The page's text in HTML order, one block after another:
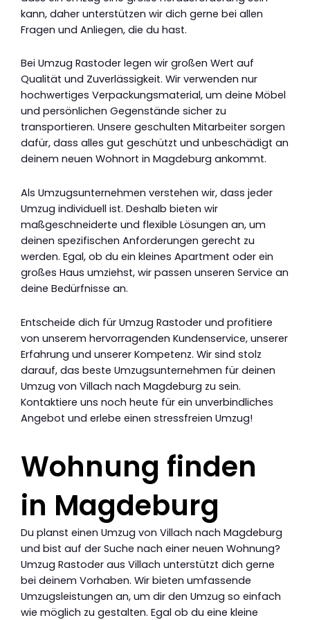
kann, daher unterstützen wir dich gerne bei allen
Fragen und Anliegen, die du hast.
Bei Umzug Rastoder legen wir großen Wert auf
Qualität und Zuverlässigkeit. Wir verwenden nur
hochwertiges Verpackungsmaterial, um deine Möbel
und persönlichen Gegenstände sicher zu
transportieren. Unsere geschulten Mitarbeiter sorgen
dafür, dass alles gut geschützt und unbeschädigt an
deinem neuen Wohnort in Magdeburg ankommt.
Als Umzugsunternehmen verstehen wir, dass jeder
Umzug individuell ist. Deshalb bieten wir
maßgeschneiderte und flexible Lösungen an, um
deinen spezifischen Anforderungen gerecht zu
werden. Egal, ob du ein kleines Apartment oder ein
großes Haus umziehst, wir passen unseren Service an
deine Bedürfnisse an.
Entscheide dich für Umzug Rastoder und profitiere
von unserem hervorragenden Kundenservice, unserer
Erfahrung und unserer Kompetenz. Wir sind stolz
darauf, das beste Umzugsunternehmen für deinen
Umzug von Villach nach Magdeburg zu sein.
Kontaktiere uns noch heute für ein unverbindliches
Angebot und erlebe einen stressfreien Umzug!
Wohnung finden
in Magdeburg
Du planst einen Umzug von Villach nach Magdeburg
und bist auf der Suche nach einer neuen Wohnung?
Umzug Rastoder aus Villach unterstützt dich gerne
bei deinem Vorhaben. Wir bieten umfassende
Umzugsleistungen an, um dir den Umzug so einfach
wie möglich zu gestalten. Egal ob du eine kleine